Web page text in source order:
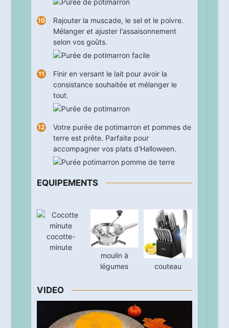
Rajouter la muscade, le sel et le poivre.
Mélanger et ajuster l'assaisonnement
selon vos goûts.
Finir en versant le lait pour avoir la
consistance souhaitée et mélanger le
tout.
Votre purée de potimarron et pommes de
terre est prête. Parfaite pour
accompagner vos plats d'Halloween.
EQUIPEMENTS
cocotte-
minute
moulin à
légumes
couteau
VIDEO